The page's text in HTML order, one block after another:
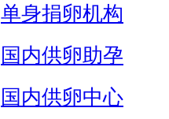
单身捐卵机构
国内供卵助孕
国内供卵中心